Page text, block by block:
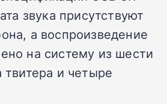
звука присутствуют
а воспроизведение
на систему из шести
и четыре